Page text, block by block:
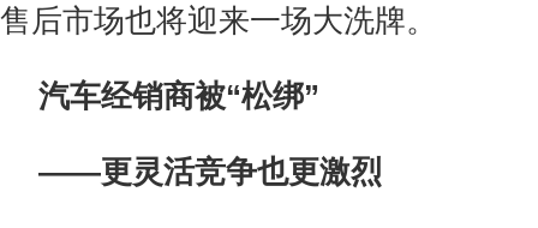
售后市场也将迎来一场大洗牌。
汽车经销商被“松绑”
——更灵活竞争也更激烈